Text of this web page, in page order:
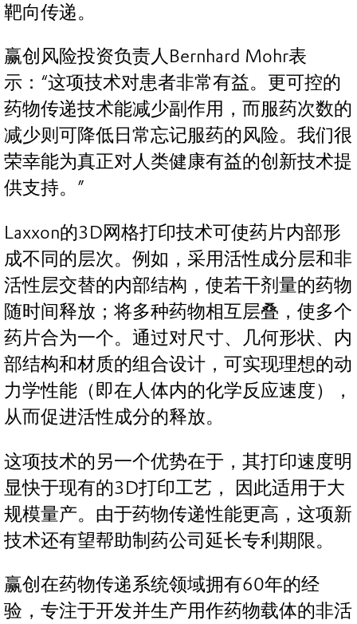
靶向传递。
赢创风险投资负责人Bernhard Mohr表
示：“这项技术对患者非常有益。更可控的
药物传递技术能减少副作用，而服药次数的
减少则可降低日常忘记服药的风险。我们很
荣幸能为真正对人类健康有益的创新技术提
供支持。”
Laxxon的3D网格打印技术可使药片内部形
成不同的层次。例如，采用活性成分层和非
活性层交替的内部结构，使若干剂量的药物
随时间释放；将多种药物相互层叠，使多个
药片合为一个。通过对尺寸、几何形状、内
部结构和材质的组合设计，可实现理想的动
力学性能（即在人体内的化学反应速度），
从而促进活性成分的释放。
这项技术的另一个优势在于，其打印速度明
显快于现有的3D打印工艺， 因此适用于大
规模量产。由于药物传递性能更高，这项新
技术还有望帮助制药公司延长专利期限。
赢创在药物传递系统领域拥有60年的经
验，专注于开发并生产用作药物载体的非活